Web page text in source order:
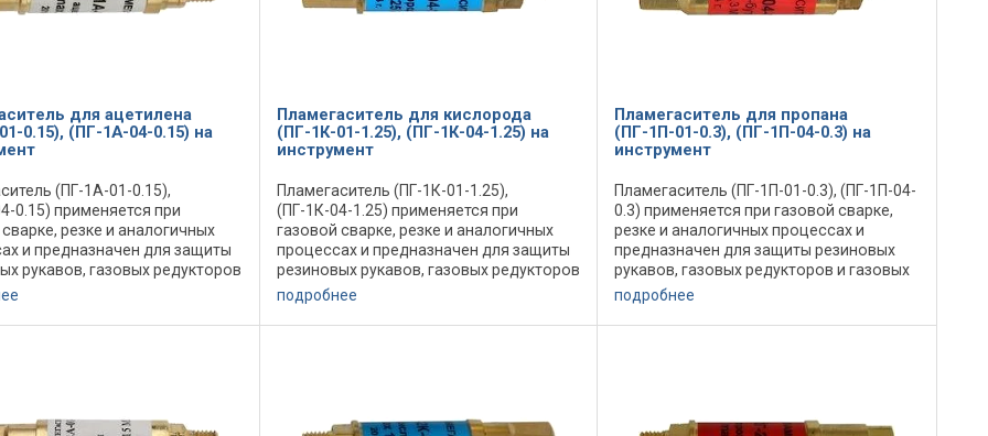
для ацетилена
0.15), (ПГ-1А-04-0.15) на
(ПГ-1А-01-0.15),
0.15) применяется при
резке и аналогичных
и предназначен для защиты
рукавов, газовых редукторов
баллонов от проникновения в
ударов пламени и ...
Пламегаситель для кислорода
(ПГ-1К-01-1.25), (ПГ-1К-04-1.25) на
инструмент
Пламегаситель (ПГ-1К-01-1.25),
(ПГ-1К-04-1.25) применяется при
газовой сварке, резке и аналогичных
процессах и предназначен для защиты
резиновых рукавов, газовых редукторов
и газовых баллонов от проникновения в
них обратных ударов пламени и ...
подробнее
Пламегаситель для пропана
(ПГ-1П-01-0.3), (ПГ-1П-04-0.3) на
инструмент
Пламегаситель (ПГ-1П-01-0.3), (ПГ-1П-04-
0.3) применяется при газовой сварке,
резке и аналогичных процессах и
предназначен для защиты резиновых
рукавов, газовых редукторов и газовых
баллонов от проникновения в них
обратных ударов пламени и ...
подробнее